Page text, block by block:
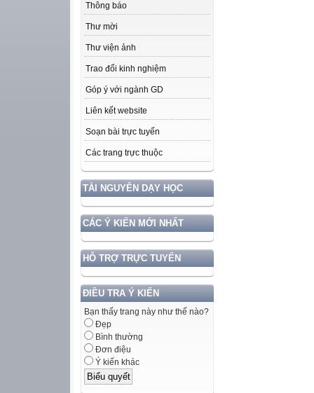
Thông báo
Thư mời
Thư viện ảnh
Trao đổi kinh nghiệm
Góp ý với ngành GD
Liên kết website
Soạn bài trực tuyến
Các trang trực thuộc
TÀI NGUYÊN DẠY HỌC
CÁC Ý KIẾN MỚI NHẤT
HỖ TRỢ TRỰC TUYẾN
ĐIỀU TRA Ý KIẾN
Bạn thấy trang này như thế nào?
Đẹp
Bình thường
Đơn điệu
Ý kiến khác